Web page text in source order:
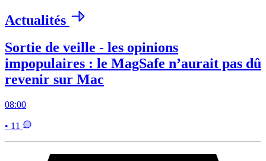
Actualités
Sortie de veille - les opinions
impopulaires : le MagSafe n’aurait pas dû
revenir sur Mac
08:00
• 11